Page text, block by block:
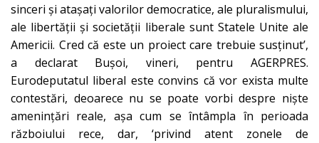
sinceri şi ataşaţi valorilor democratice, ale pluralismului,
ale libertăţii şi societăţii liberale sunt Statele Unite ale
Americii. Cred că este un proiect care trebuie susţinut’,
a declarat Buşoi, vineri, pentru AGERPRES.
Eurodeputatul liberal este convins că vor exista multe
contestări, deoarece nu se poate vorbi despre nişte
ameninţări reale, aşa cum se întâmpla în perioada
războiului rece, dar, ‘privind atent zonele de